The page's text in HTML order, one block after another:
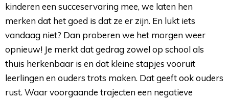
kinderen een succeservaring mee, we laten hen
merken dat het goed is dat ze er zijn. En lukt iets
vandaag niet? Dan proberen we het morgen weer
opnieuw! Je merkt dat gedrag zowel op school als
thuis herkenbaar is en dat kleine stapjes vooruit
leerlingen en ouders trots maken. Dat geeft ook ouders
rust. Waar voorgaande trajecten een negatieve